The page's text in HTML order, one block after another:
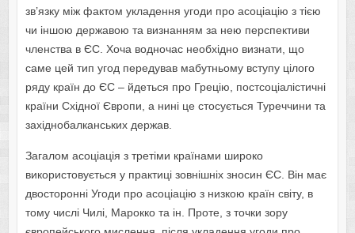
зв’язку між фактом укладення угоди про асоціацію з тією
чи іншою державою та визнанням за нею перспективи
членства в ЄС. Хоча водночас необхідно визнати, що
саме цей тип угод передував мабутньому вступу цілого
ряду країн до ЄС – йдеться про Грецію, постсоціалістичні
країни Східної Європи, а нині це стосується Туреччини та
західнобалканських держав.
Загалом асоціація з третіми країнами широко
використовується у практиці зовнішніх зносин ЄС. Він має
двосторонні Угоди про асоціацію з низкою країн світу, в
тому числі Чилі, Марокко та ін. Проте, з точки зору